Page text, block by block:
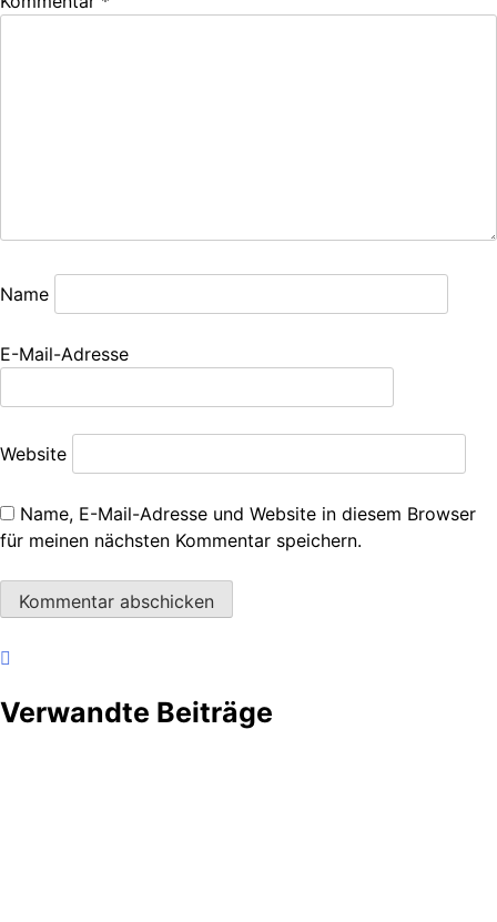
Name
E-Mail-Adresse
Website
Name, E-Mail-Adresse und Website in diesem Browser
für meinen nächsten Kommentar speichern.
Verwandte Beiträge